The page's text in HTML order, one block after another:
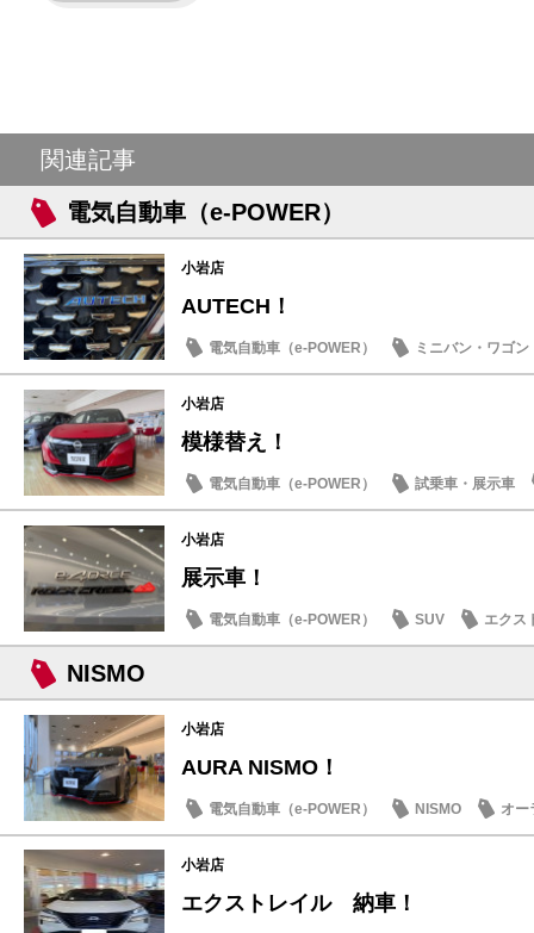
関連記事
電気自動車（e-POWER）
小岩店
AUTECH！
電気自動車（e-POWER） ミニバン・ワゴン
小岩店
模様替え！
電気自動車（e-POWER） 試乗車・展示車
小岩店
展示車！
電気自動車（e-POWER） SUV エクス
NISMO
小岩店
AURA NISMO！
電気自動車（e-POWER） NISMO オー
小岩店
エクストレイル 納車！